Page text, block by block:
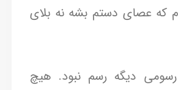
که عصای دستم بشه نه بلای
دیگه رسم نبود. هیچ